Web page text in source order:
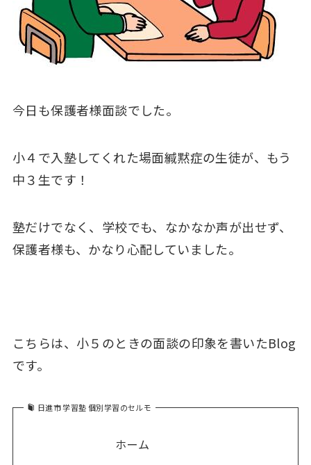
今日も保護者様面談でした。
小４で入塾してくれた場面緘黙症の生徒が、もう
中３生です！
塾だけでなく、学校でも、なかなか声が出せず、
保護者様も、かなり心配していました。
こちらは、小５のときの面談の印象を書いたBlog
です。
日進市 学習塾 個別学習のセルモ
ホーム